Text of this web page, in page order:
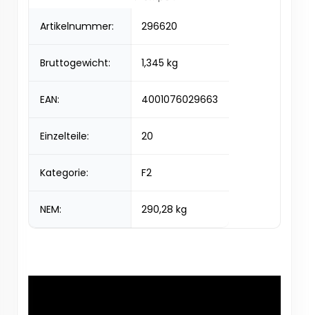
Artikelnummer: 296620
Bruttogewicht: 1,345 kg
EAN: 4001076029663
Einzelteile: 20
Kategorie: F2
NEM: 290,28 kg